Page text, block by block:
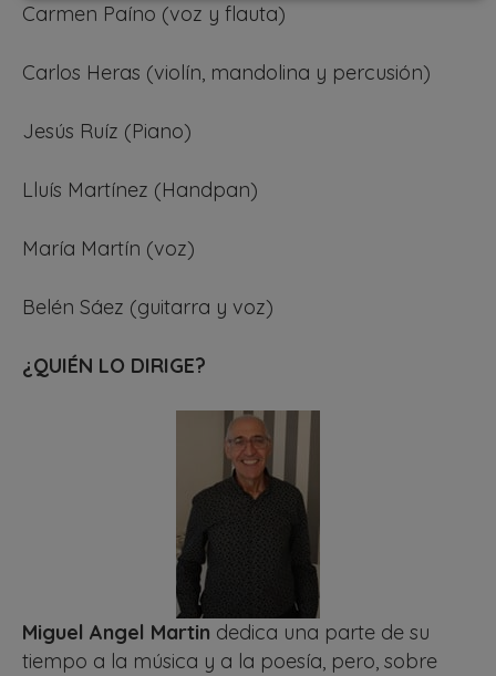
Carmen Paíno (voz y flauta)
Carlos Heras (violín, mandolina y percusión)
Jesús Ruíz (Piano)
Lluís Martínez (Handpan)
María Martín (voz)
Belén Sáez (guitarra y voz)
¿QUIÉN LO DIRIGE?
Miguel Angel Martin dedica una parte de su
tiempo a la música y a la poesía, pero, sobre